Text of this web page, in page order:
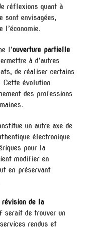
réflexions quant à
sont envisagées,
l’ouverture partielle
à d’autres
de réaliser certains
Cette évolution
des professions
un autre axe de
électronique
pour la
modifier en
en préservant
révision de la
serait de trouver un
rendus et